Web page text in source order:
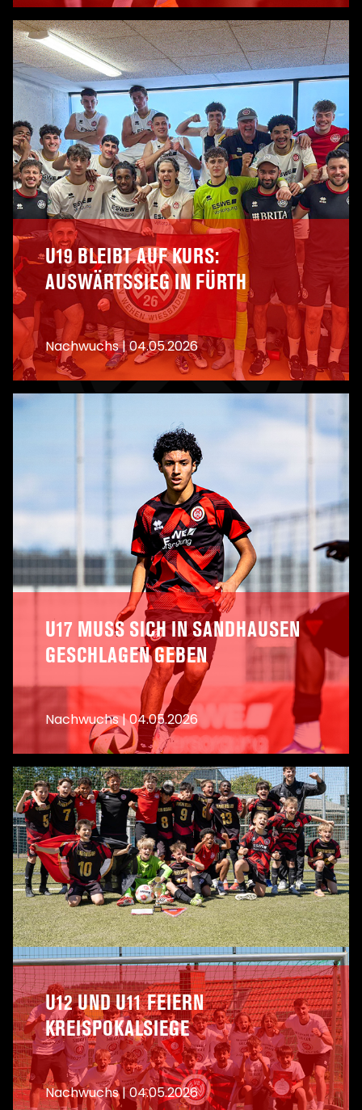
A
A
U19 BLEIBT AUF KURS:
AUSWÄRTSSIEG IN FÜRTH
Nachwuchs|04.05.2026
A
U17 MUSS SICH IN SANDHAUSEN
GESCHLAGEN GEBEN
Nachwuchs|04.05.2026
U12 UND U11 FEIERN
KREISPOKALSIEGE
Nachwuchs|04.05.2026